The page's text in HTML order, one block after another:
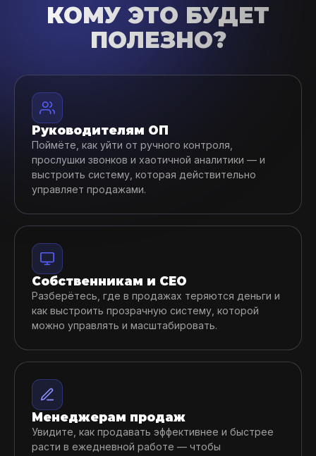
КОМУ ЭТО БУДЕТ
ПОЛЕЗНО?
Руководителям ОП
Поймёте, как уйти от ручного контроля,
прослушки звонков и хаотичной аналитики — и
выстроить систему, которая действительно
управляет продажами.
Собственникам и CEO
Разберётесь, где в продажах теряются деньги и
как выстроить прозрачную систему, которой
можно управлять и масштабировать.
Менеджерам продаж
Увидите, как продавать эффективнее и быстрее
расти в ежедневной работе — чтобы